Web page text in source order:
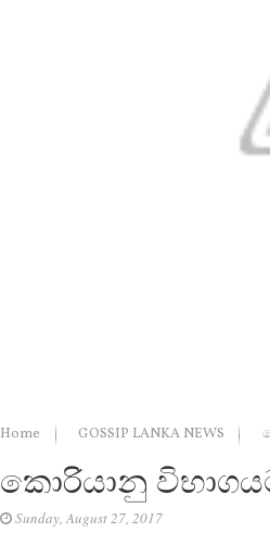
Home GOSSIP LANKA NEWS
කොරියානු
Sunday, August 27, 2017